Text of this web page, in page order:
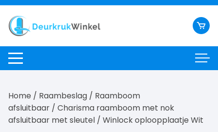
Ga
naar
inhoud
Home / Raambeslag / Raamboom
afsluitbaar /Charisma raamboom met nok
afsluitbaar met sleutel / Winlock oploopplaatje Wit